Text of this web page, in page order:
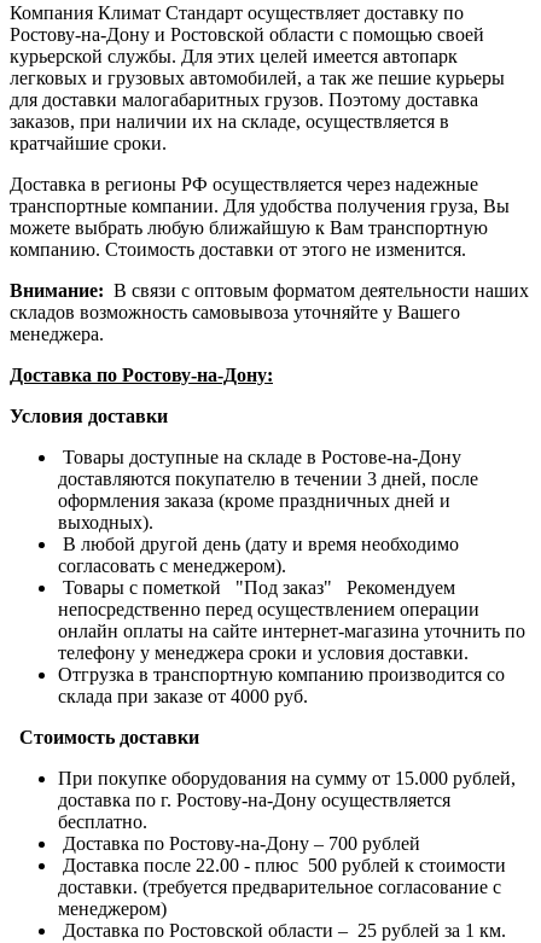
Компания Климат Стандарт осуществляет доставку по
Ростову-на-Дону и Ростовской области с помощью своей
курьерской службы. Для этих целей имеется автопарк
легковых и грузовых автомобилей, а так же пешие курьеры
для доставки малогабаритных грузов. Поэтому доставка
заказов, при наличии их на складе, осуществляется в
кратчайшие сроки.
Доставка в регионы РФ осуществляется через надежные
транспортные компании. Для удобства получения груза, Вы
можете выбрать любую ближайшую к Вам транспортную
компанию. Стоимость доставки от этого не изменится.
Внимание: В связи с оптовым форматом деятельности наших
складов возможность самовывоза уточняйте у Вашего
менеджера.
Доставка по Ростову-на-Дону:
Условия доставки
Товары доступные на складе в Ростове-на-Дону
доставляются покупателю в течении 3 дней, после
оформления заказа (кроме праздничных дней и
выходных).
В любой другой день (дату и время необходимо
согласовать с менеджером).
Товары с пометкой "Под заказ" Рекомендуем
непосредственно перед осуществлением операции
онлайн оплаты на сайте интернет-магазина уточнить по
телефону у менеджера сроки и условия доставки.
Отгрузка в транспортную компанию производится со
склада при заказе от 4000 руб.
Стоимость доставки
При покупке оборудования на сумму от 15.000 рублей,
доставка по г. Ростову-на-Дону осуществляется
бесплатно.
Доставка по Ростову-на-Дону – 700 рублей
Доставка после 22.00 - плюс 500 рублей к стоимости
доставки. (требуется предварительное согласование с
менеджером)
Доставка по Ростовской области – 25 рублей за 1 км.